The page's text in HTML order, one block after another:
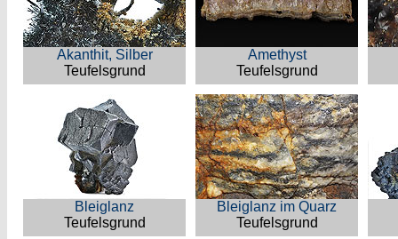
Akanthit, Silber
Teufelsgrund
Amethyst
Teufelsgrund
Bleiglanz
Teufelsgrund
Bleiglanz im Quarz
Teufelsgrund